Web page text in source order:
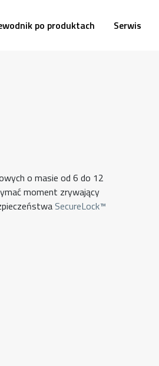
po produktach Serwis
o masie od 6 do 12
moment zrywający
SecureLock™